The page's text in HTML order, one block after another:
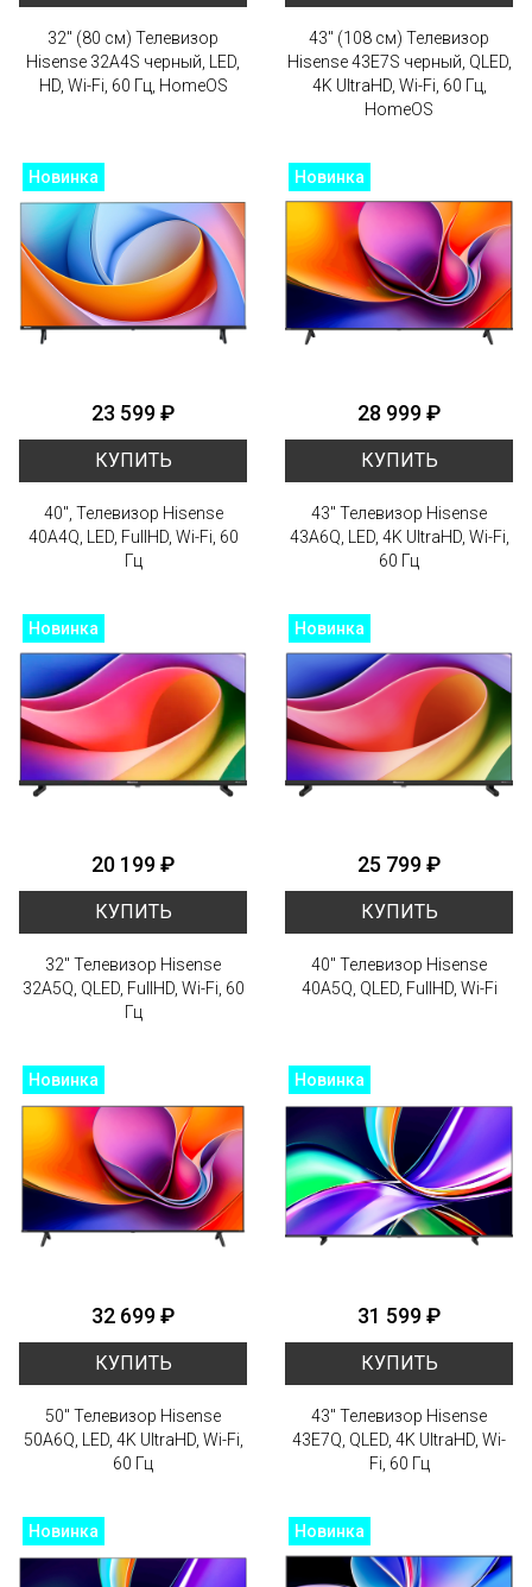
32" (80 см) Телевизор
Hisense 32A4S черный, LED,
HD, Wi-Fi, 60 Гц, HomeOS
43" (108 см) Телевизор
Hisense 43E7S черный, QLED,
4K UltraHD, Wi-Fi, 60 Гц,
HomeOS
Новинка
23 599 ₽
КУПИТЬ
40", Телевизор Hisense
40A4Q, LED, FullHD, Wi-Fi, 60
Гц
Новинка
28 999 ₽
КУПИТЬ
43" Телевизор Hisense
43A6Q, LED, 4K UltraHD, Wi-Fi,
60 Гц
Новинка
20 199 ₽
КУПИТЬ
32" Телевизор Hisense
32A5Q, QLED, FullHD, Wi-Fi, 60
Гц
Новинка
25 799 ₽
КУПИТЬ
40" Телевизор Hisense
40A5Q, QLED, FullHD, Wi-Fi
Новинка
32 699 ₽
КУПИТЬ
50" Телевизор Hisense
50A6Q, LED, 4K UltraHD, Wi-Fi,
60 Гц
Новинка
31 599 ₽
КУПИТЬ
43" Телевизор Hisense
43E7Q, QLED, 4K UltraHD, Wi-
Fi, 60 Гц
Новинка Новинка